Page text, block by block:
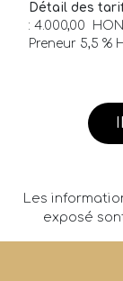
Détail des
: 4.000,00 
Preneur 5,5 %
Les
exposé